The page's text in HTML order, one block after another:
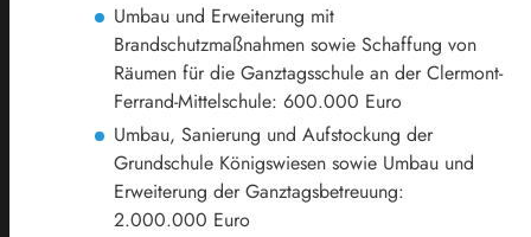
Umbau und Erweiterung mit
Brandschutzmaßnahmen sowie Schaffung von
Räumen für die Ganztagsschule an der Clermont-
Ferrand-Mittelschule: 600.000 Euro
Umbau, Sanierung und Aufstockung der
Grundschule Königswiesen sowie Umbau und
Erweiterung der Ganztagsbetreuung:
2.000.000 Euro